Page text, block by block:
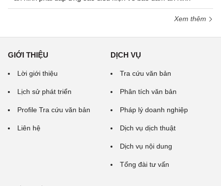
Xem thêm
GIỚI THIỆU
Lời giới thiệu
Lịch sử phát triển
Profile Tra cứu văn bản
Liên hệ
DỊCH VỤ
Tra cứu văn bản
Phân tích văn bản
Pháp lý doanh nghiệp
Dịch vụ dịch thuật
Dịch vụ nội dung
Tổng đài tư vấn